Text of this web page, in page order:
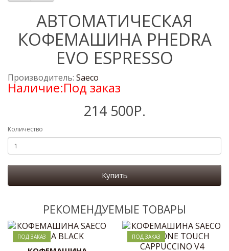
АВТОМАТИЧЕСКАЯ
КОФЕМАШИНА PHEDRA
EVO ESPRESSO
Производитель: Saeco
Наличие:Под заказ
214 500Р.
Количество
Купить
РЕКОМЕНДУЕМЫЕ ТОВАРЫ
ПОД ЗАКАЗ ПОД ЗАКАЗ